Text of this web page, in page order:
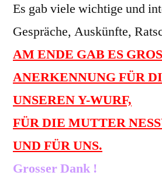
Es gab viele wichtige und
Gespräche, Auskünfte,
AM ENDE GAB ES
ANERKENNUNG FÜR
UNSEREN Y-WURF,
FÜR DIE MUTTER
UND FÜR UNS.
Grosser Dank !